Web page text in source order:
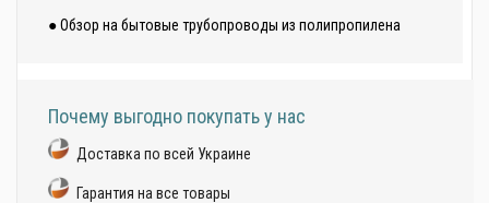
● Обзор на бытовые трубопроводы из полипропилена
Почему выгодно покупать у нас
Доставка по всей Украине
Гарантия на все товары